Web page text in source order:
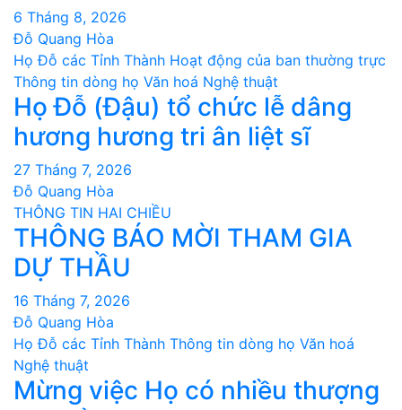
6 Tháng 8, 2026
Đỗ Quang Hòa
Họ Đỗ các Tỉnh Thành Hoạt động của ban thường trực
Thông tin dòng họ Văn hoá Nghệ thuật
Họ Đỗ (Đậu) tổ chức lễ dâng
hương hương tri ân liệt sĩ
27 Tháng 7, 2026
Đỗ Quang Hòa
THÔNG TIN HAI CHIỀU
THÔNG BÁO MỜI THAM GIA
DỰ THẦU
16 Tháng 7, 2026
Đỗ Quang Hòa
Họ Đỗ các Tỉnh Thành Thông tin dòng họ Văn hoá
Nghệ thuật
Mừng việc Họ có nhiều thượng